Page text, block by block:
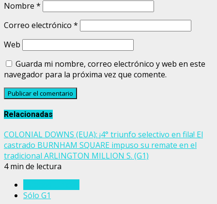
Nombre *
Correo electrónico *
Web
Guarda mi nombre, correo electrónico y web en este
navegador para la próxima vez que comente.
Relacionadas
COLONIAL DOWNS (EUA): ¡4° triunfo selectivo en fila! El
castrado BURNHAM SQUARE impuso su remate en el
tradicional ARLINGTON MILLION S. (G1)
4 min de lectura
Sólo G1